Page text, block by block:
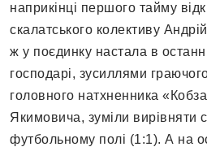
наприкінці першого тайму
скалатського колективу
ж у поєдинку настала в
господарі, зусиллями
головного натхненника
Якимовича, зуміли вирівняти
футбольному полі (1:1). А на